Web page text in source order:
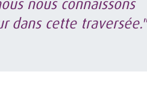
dans cette traversée."